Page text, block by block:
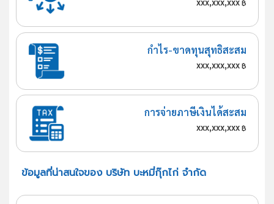
฿
กำไร-ขาดทุนสุทธิสะสม
xxx,xxx,xxx฿
การจ่ายภาษีเงินได้สะสม
xxx,xxx,xxx฿
ข้อมูลที่น่าสนใจของ บริษัท บะหมี่กุ๊กไก่ จำกัด